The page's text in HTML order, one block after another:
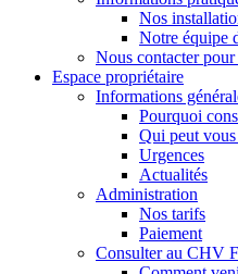
Nos
Notre équipe
Nous contacter
Espace propriétaire
Informations
Pourquoi
Qui peut
Urgences
Actualités
Administration
Nos tarifs
Paiement
Consulter au CHV